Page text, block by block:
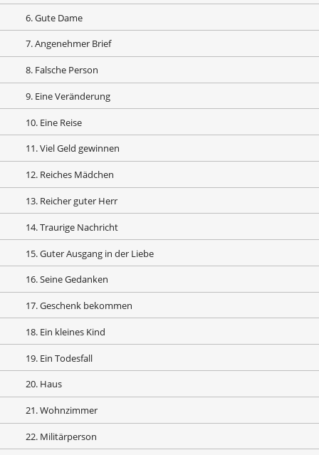
6. Gute Dame
7. Angenehmer Brief
8. Falsche Person
9. Eine Veränderung
10. Eine Reise
11. Viel Geld gewinnen
12. Reiches Mädchen
13. Reicher guter Herr
14. Traurige Nachricht
15. Guter Ausgang in der Liebe
16. Seine Gedanken
17. Geschenk bekommen
18. Ein kleines Kind
19. Ein Todesfall
20. Haus
21. Wohnzimmer
22. Militärperson